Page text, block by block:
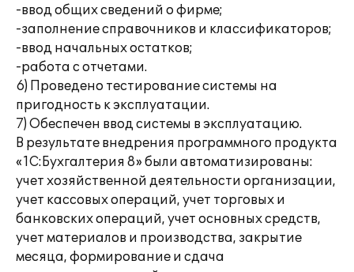
-ввод общих сведений о фирме;
-заполнение справочников и классификаторов;
-ввод начальных остатков;
-работа с отчетами.
6) Проведено тестирование системы на
пригодность к эксплуатации.
7) Обеспечен ввод системы в эксплуатацию.
В результате внедрения программного продукта
«1С:Бухгалтерия 8» были автоматизированы:
учет хозяйственной деятельности организации,
учет кассовых операций, учет торговых и
банковских операций, учет основных средств,
учет материалов и производства, закрытие
месяца, формирование и сдача